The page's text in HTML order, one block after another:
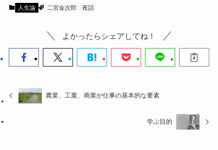
人生論 二宮金次郎 夜話
よかったらシェアしてね！
農業、工業、商業が仕事の基本的な要素
学ぶ目的